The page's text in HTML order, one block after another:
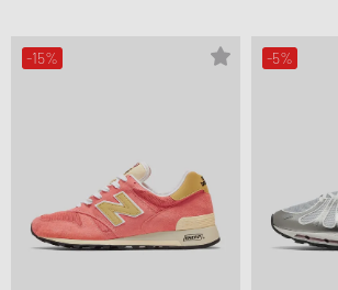
-15% -5%